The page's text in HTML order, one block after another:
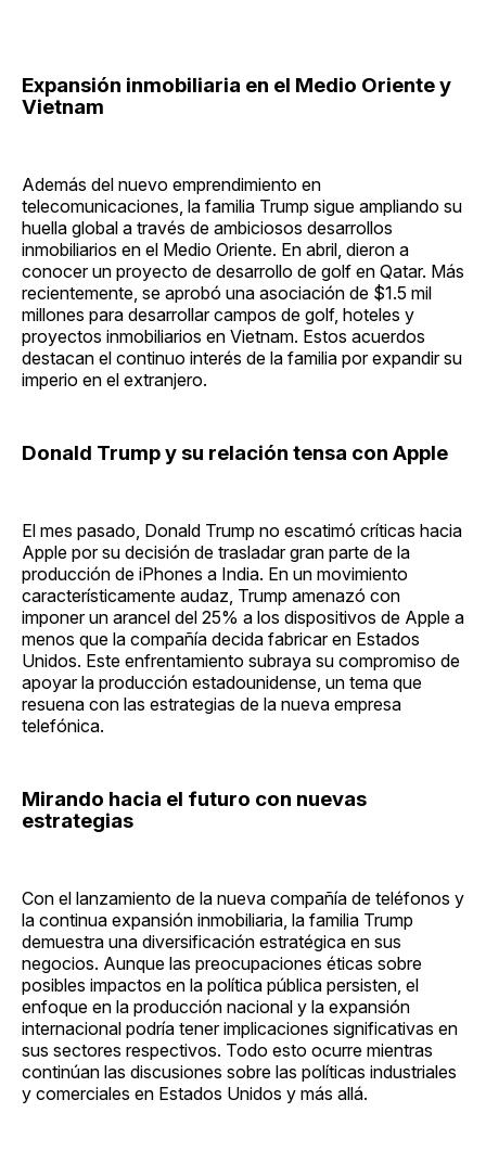
Expansión inmobiliaria en el Medio Oriente y
Vietnam
Además del nuevo emprendimiento en
telecomunicaciones, la familia Trump sigue ampliando su
huella global a través de ambiciosos desarrollos
inmobiliarios en el Medio Oriente. En abril, dieron a
conocer un proyecto de desarrollo de golf en Qatar. Más
recientemente, se aprobó una asociación de $1.5 mil
millones para desarrollar campos de golf, hoteles y
proyectos inmobiliarios en Vietnam. Estos acuerdos
destacan el continuo interés de la familia por expandir su
imperio en el extranjero.
Donald Trump y su relación tensa con Apple
El mes pasado, Donald Trump no escatimó críticas hacia
Apple por su decisión de trasladar gran parte de la
producción de iPhones a India. En un movimiento
característicamente audaz, Trump amenazó con
imponer un arancel del 25% a los dispositivos de Apple a
menos que la compañía decida fabricar en Estados
Unidos. Este enfrentamiento subraya su compromiso de
apoyar la producción estadounidense, un tema que
resuena con las estrategias de la nueva empresa
telefónica.
Mirando hacia el futuro con nuevas
estrategias
Con el lanzamiento de la nueva compañía de teléfonos y
la continua expansión inmobiliaria, la familia Trump
demuestra una diversificación estratégica en sus
negocios. Aunque las preocupaciones éticas sobre
posibles impactos en la política pública persisten, el
enfoque en la producción nacional y la expansión
internacional podría tener implicaciones significativas en
sus sectores respectivos. Todo esto ocurre mientras
continúan las discusiones sobre las políticas industriales
y comerciales en Estados Unidos y más allá.